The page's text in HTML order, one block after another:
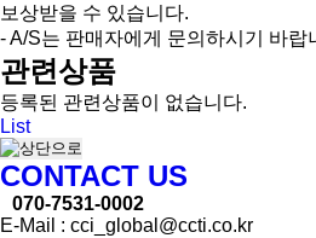
보상받을 수 있습니다.
- A/S는 판매자에게 문의하시기 바랍
관련상품
등록된 관련상품이 없습니다.
List
CONTACT US
070-7531-0002
E-Mail : cci_global@ccti.co.kr